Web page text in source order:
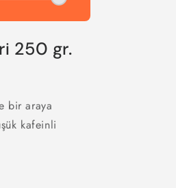
250 gr.
bir araya
kafeinli